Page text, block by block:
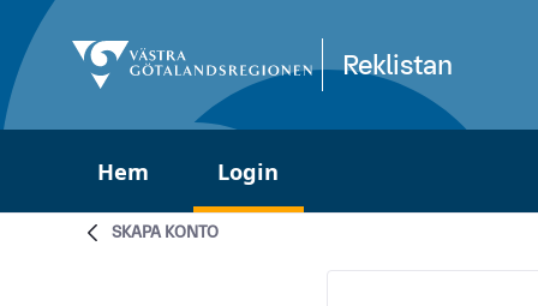
Hoppa till huvudinnehåll
Reklistan
Hem Login
Login
SKAPA KONTO